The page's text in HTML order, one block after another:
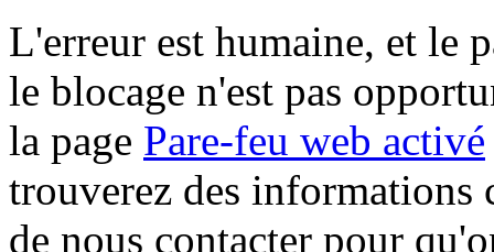
L'erreur est humaine, et le
le blocage n'est pas
la page Pare-feu web activé
trouverez des informations
de nous contacter pour